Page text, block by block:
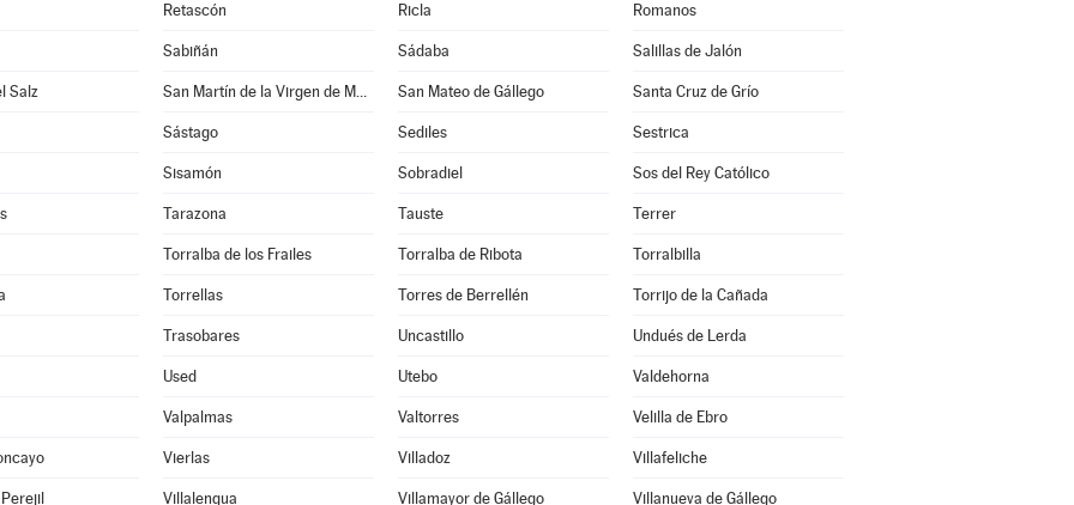
Retascón Ricla Romanos
Sabiñán Sádaba Salillas de Jalón
Salz San Martín de la Virgen de Moncayo San Mateo de Gállego Santa Cruz de Grío
Sástago Sediles Sestrica
Sisamón Sobradiel Sos del Rey Católico
Tarazona Tauste Terrer
Torralba de los Frailes Torralba de Ribota Torralbilla
Torrellas Torres de Berrellén Torrijo de la Cañada
Trasobares Uncastillo Undués de Lerda
Used Utebo Valdehorna
Valpalmas Valtorres Velilla de Ebro
Vierlas Villadoz Villafeliche
Villalengua Villamayor de Gállego Villanueva de Gállego